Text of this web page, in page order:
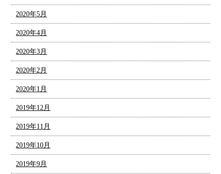
2020年5月
2020年4月
2020年3月
2020年2月
2020年1月
2019年12月
2019年11月
2019年10月
2019年9月